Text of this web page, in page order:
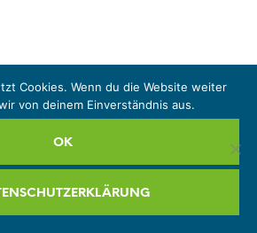
Cookies. Wenn du die Website weiter
von deinem Einverständnis aus.
OK